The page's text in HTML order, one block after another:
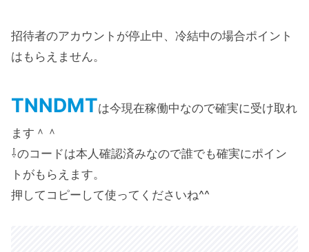
招待者のアカウントが停止中、冷結中の場合ポイント
はもらえません。
TNNDMTは今現在稼働中なので確実に受け取れ
ます＾＾
⇩のコードは本人確認済みなので誰でも確実にポイン
トがもらえます。
押してコピーして使ってくださいね^^